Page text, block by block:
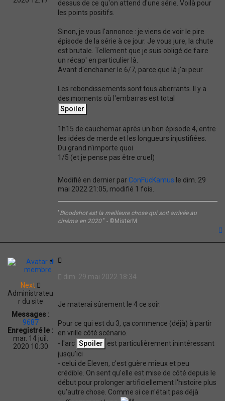
dessus de ce qu'on attend d'une série. Voilà pour
les points positifs.
Sinon, je vous l'annonce : je viens de voir le pire
épisode de la série à ce jour. Je vous jure, la chute
est brutale. Tellement que je suis obligé de faire
un récap' en particulier là.
Avant d'enchainer le 6/7, parce que là j'ai peur.
Les rebondissements sont tous aberrants. Il y a
des moments où l'embarras est total
1h15 de cauchemar après un bon épisode 4, entre
les idées de merde et les longueurs injustifiées.
Du grand n'importe quoi
1/5 (et je pense pas être cruel)
Modifié en dernier par ConFucKamus le dim. 29
mai 2022 21:05, modifié 1 fois.
"Bloodshot est la meilleure chose qui soit arrivée au
cinéma en 2020 " - ©MisterM
Next
Administrateu
r du site
Messages :
9687
Enregistré le :
mar. 14 juil.
2020 10:30
t
i
o
n
dim. 29 mai 2022 18:34
Je materai sûrement le 4 ce soir.
Pour ce qui est du 3, ça commence (déjà) à partir
en vrille côté scénario.
- l'arc
est particulièrement inintéressant
jusqu'ici
- celui de Eleven, c'est guère mieux et peu
crédible. On sent qu'elle est mise de côté depuis le
début pour prolonger artificiellement l'histoire plus
qu'autre chose. Comme si ce n'était pas déjà